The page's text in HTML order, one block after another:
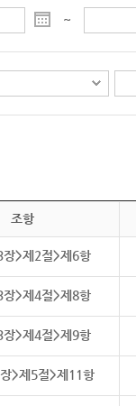
~
조항
장>제2절>제6항
장>제4절>제8항
장>제4절>제9항
>제5절>제11항